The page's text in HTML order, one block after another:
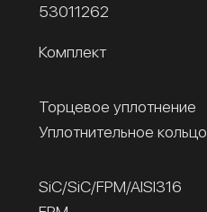
53011262
Комплект
Торцевое уплотнение
Уплотнительное кольцо
SiC/SiC/FPM/AISI316